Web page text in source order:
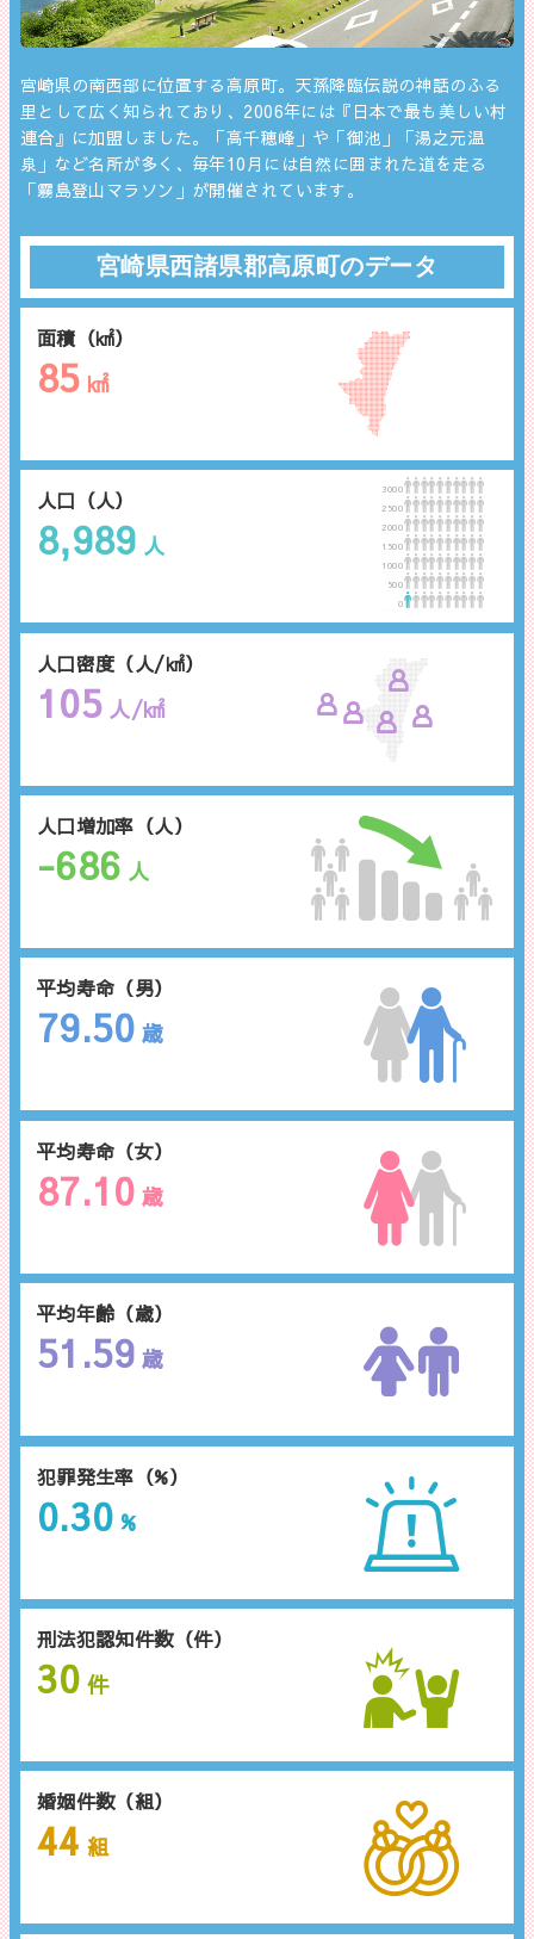
宮崎県の南西部に位置する高原町。天孫降臨伝説の神話のふる
里として広く知られており、2006年には『日本で最も美しい村
連合』に加盟しました。「高千穂峰」や「御池」「湯之元温
泉」など名所が多く、毎年10月には自然に囲まれた道を走る
「霧島登山マラソン」が開催されています。
面積（㎢）
85 ㎢
人口密度（人/㎢）
105 人/㎢
平均寿命（男）
79.50 歳
平均年齢（歳）
51.59 歳
刑法犯認知件数（件）
30 件
宮崎県西諸県郡高原町のデータ
人口（人）
8,989 人
3000
2500
2000
1500
1000
500
0
人口増加率（人）
-686 人
平均寿命（女）
87.10 歳
犯罪発生率（%）
0.30 %
婚姻件数（組）
44 組